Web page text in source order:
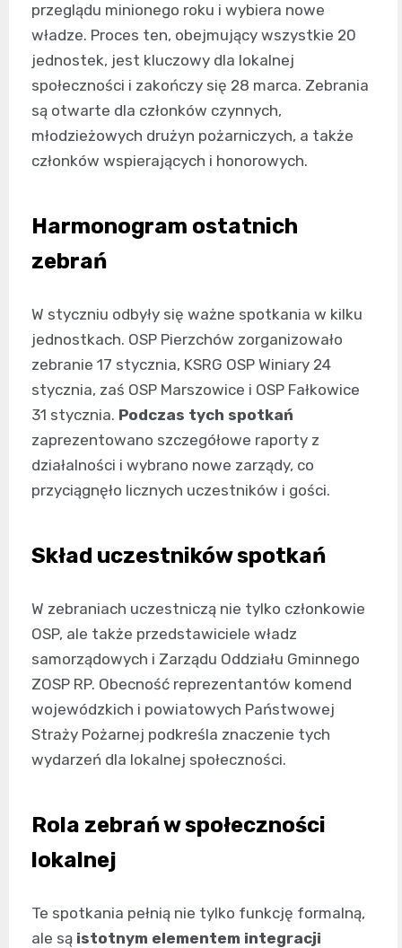
przeglądu minionego roku i wybiera nowe
władze. Proces ten, obejmujący wszystkie 20
jednostek, jest kluczowy dla lokalnej
społeczności i zakończy się 28 marca. Zebrania
są otwarte dla członków czynnych,
młodzieżowych drużyn pożarniczych, a także
członków wspierających i honorowych.
Harmonogram ostatnich
zebrań
W styczniu odbyły się ważne spotkania w kilku
jednostkach. OSP Pierzchów zorganizowało
zebranie 17 stycznia, KSRG OSP Winiary 24
stycznia, zaś OSP Marszowice i OSP Fałkowice
31 stycznia. Podczas tych spotkań
zaprezentowano szczegółowe raporty z
działalności i wybrano nowe zarządy, co
przyciągnęło licznych uczestników i gości.
Skład uczestników spotkań
W zebraniach uczestniczą nie tylko członkowie
OSP, ale także przedstawiciele władz
samorządowych i Zarządu Oddziału Gminnego
ZOSP RP. Obecność reprezentantów komend
wojewódzkich i powiatowych Państwowej
Straży Pożarnej podkreśla znaczenie tych
wydarzeń dla lokalnej społeczności.
Rola zebrań w społeczności
lokalnej
Te spotkania pełnią nie tylko funkcję formalną,
ale są istotnym elementem integracji